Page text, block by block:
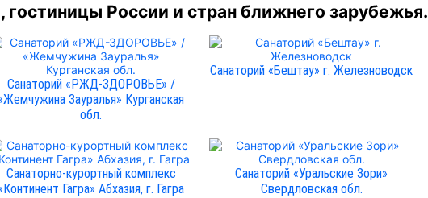
России и стран ближнего зарубежья.
Санаторий «РЖД-ЗДОРОВЬЕ» /
Зауралья» Курганская
обл.
Санаторий «Бештау» г. Железноводск
Санаторно-курортный комплекс
Гагра» Абхазия, г. Гагра
Санаторий «Уральские Зори»
Свердловская обл.